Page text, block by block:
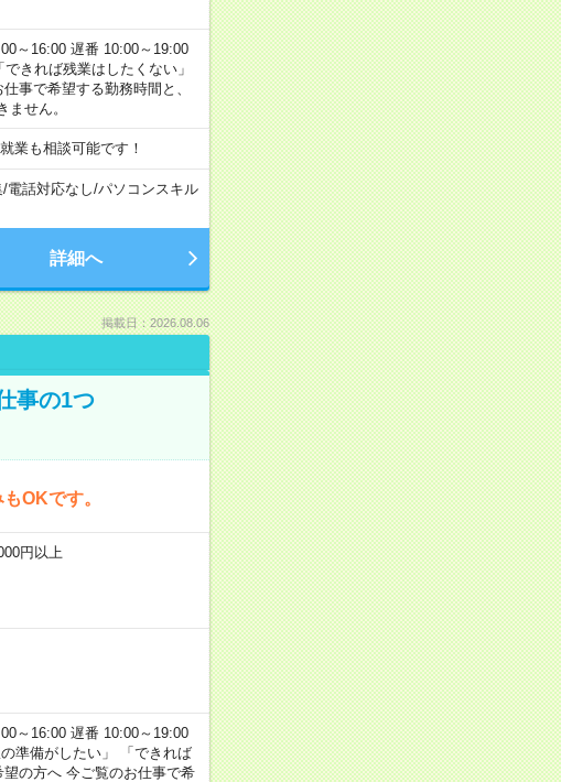
～16:00 遅番 10:00～19:00
きれば残業はしたくない」
事で希望する勤務時間と、
せん。
業も相談可能です！
/電話対応なし/パソコンスキル
詳細へ
掲載日：2026.08.06
事の1つ
OKです。
円以上
～16:00 遅番 10:00～19:00
準備がしたい」 「できれば
の方へ 今ご覧のお仕事で希